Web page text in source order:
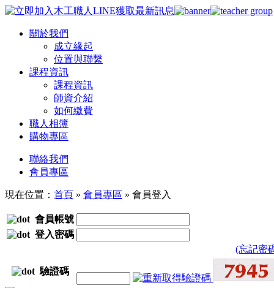
關於我們
成立緣起
位置與聯繫
課程資訊
課程資訊
師資介紹
如何繳費
職人相簿
購物專區
聯絡我們
會員專區
現在位置： 首頁 » 會員專區 » 會員登入
會員帳號
登入密碼
(忘記密
驗證碼